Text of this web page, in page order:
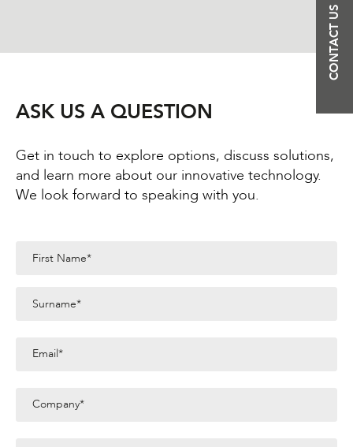
CONTACT US
ASK US A QUESTION
Get in touch to explore options, discuss solutions,
and learn more about our innovative technology.
We look forward to speaking with you.